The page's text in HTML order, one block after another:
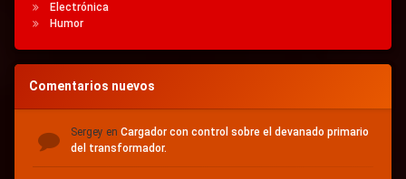
Electrónica
Humor
Comentarios nuevos
Sergey en Cargador con control sobre el devanado primario
del transformador.